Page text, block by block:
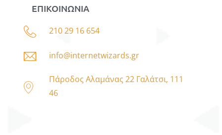
ΕΠΙΚΟΙΝΩΝΙΑ
210 29 16 654
info@internetwizards.gr
Πάροδος Αλαμάνας 22 Γαλάτσι, 111
46